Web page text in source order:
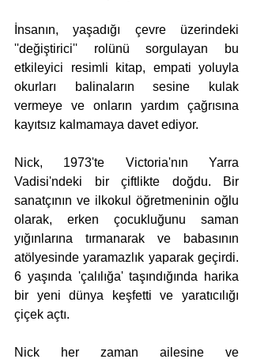
İnsanın, yaşadığı çevre üzerindeki
''değiştirici'' rolünü sorgulayan bu
etkileyici resimli kitap, empati yoluyla
okurları balinaların sesine kulak
vermeye ve onların yardım çağrısına
kayıtsız kalmamaya davet ediyor.
Nick, 1973'te Victoria'nın Yarra
Vadisi'ndeki bir çiftlikte doğdu. Bir
sanatçının ve ilkokul öğretmeninin oğlu
olarak, erken çocukluğunu saman
yığınlarına tırmanarak ve babasının
atölyesinde yaramazlık yaparak geçirdi.
6 yaşında 'çalılığa' taşındığında harika
bir yeni dünya keşfetti ve yaratıcılığı
çiçek açtı.
Nick her zaman ailesine ve